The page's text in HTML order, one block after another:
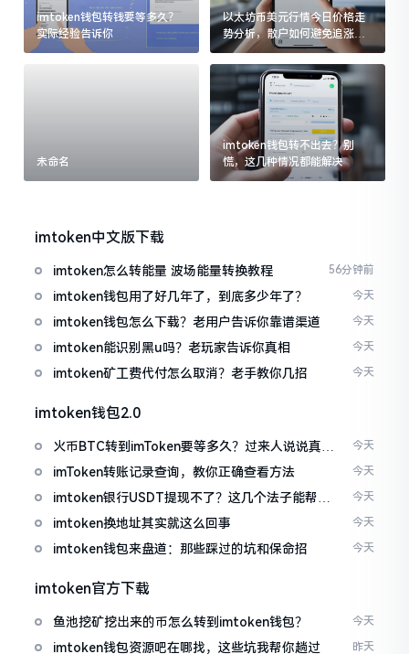
imtoken钱包转钱要等多久？
实际经验告诉你
以太坊币美元行情今日价格走
势分析，散户如何避免追涨杀
跌被套牢
未命名
imtoken钱包转不出去？别
慌，这几种情况都能解决
imtoken中文版下载
imtoken怎么转能量 波场能量转换教程 56分钟前
imtoken钱包用了好几年了，到底多少年了？ 今天
imtoken钱包怎么下载？老用户告诉你靠谱渠道 今天
imtoken能识别黑u吗？老玩家告诉你真相 今天
imtoken矿工费代付怎么取消？老手教你几招 今天
imtoken钱包2.0
火币BTC转到imToken要等多久？过来人说说真实
情况
今天
imToken转账记录查询，教你正确查看方法 今天
imtoken银行USDT提现不了？这几个法子能帮你
搞定
今天
imtoken换地址其实就这么回事 今天
imtoken钱包来盘道：那些踩过的坑和保命招 今天
imtoken官方下载
鱼池挖矿挖出来的币怎么转到imtoken钱包？ 今天
imtoken钱包资源吧在哪找，这些坑我帮你趟过 昨天